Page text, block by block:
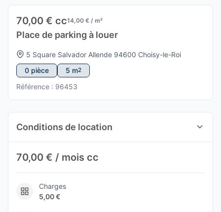
70,00 € cc14,00 € / m²
Place de parking à louer
5 Square Salvador Allende 94600 Choisy-le-Roi
0 pièce
5 m2
Référence : 96453
Conditions de location
70,00 € / mois cc
Charges
5,00 €